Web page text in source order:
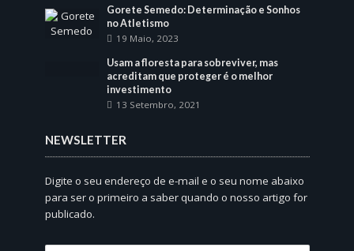
Gorete Semedo: Determinação e Sonhos
no Atletismo
19 Maio, 2023
Usam a floresta para sobreviver, mas
acreditam que proteger é o melhor
investimento
13 Setembro, 2021
NEWSLETTER
Digite o seu endereço de e-mail e o seu nome abaixo
para ser o primeiro a saber quando o nosso artigo for
publicado.